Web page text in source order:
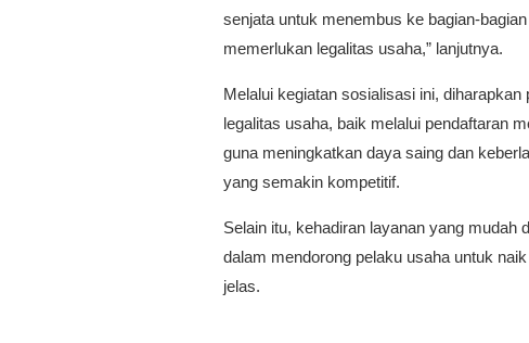
senjata untuk menembus ke bagian-
memerlukan legalitas usaha,” lanjutnya.
Melalui kegiatan sosialisasi ini,
legalitas usaha, baik melalui pendaftaran
guna meningkatkan daya saing dan
yang semakin kompetitif.
Selain itu, kehadiran layanan yang
dalam mendorong pelaku usaha untuk
jelas.